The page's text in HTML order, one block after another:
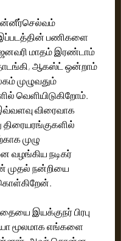
பன்னீர்செல்வம்
பணிகளை
மாதம் இரண்டாம்
ஆகஸ்ட் ஒன்றாம்
முழுவதும்
வெளியிடுகிறோம்.
விரைவாக
திரையரங்குகளில்
முழு
வழங்கிய நடிகர்
முதல் நன்றியை
கொள்கிறேன்.
இயக்குநர் பிரபு
மூலமாக எங்களை